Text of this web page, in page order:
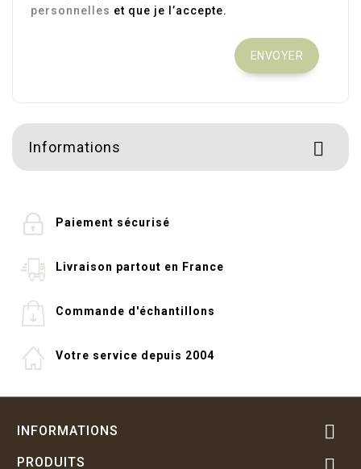
personnelles et que je l’accepte.
Informations 
Paiement sécurisé
Livraison partout en France
Commande d'échantillons
Votre service depuis 2004
INFORMATIONS 
PRODUITS